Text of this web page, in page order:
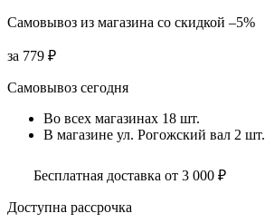
Самовывоз из магазина со скидкой –5%
за 779 ₽
Самовывоз сегодня
Во всех магазинах 18 шт.
В магазине ул. Рогожский вал 2 шт.
Бесплатная доставка от 3 000 ₽
Доступна рассрочка